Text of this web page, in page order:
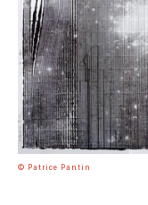
© Patrice Pantin